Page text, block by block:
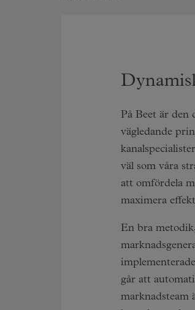
På Beet är den
vägledande
väl som våra
att omfördela
maximera
En bra
går att
marknadsteam